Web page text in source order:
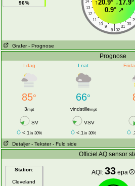
96%
14
13
12
11
10
30
9 31
|
8 32
↑20.9°↓17.9°
0.9°↗
Grafer - Prognose
Prognose
I dag I nat
85° 66°
3mpt vindstillempt
SV VSV
<.1 in 30% <.1 in 30%
Detaljer - Tekster - Fuld side
Officiel AQ sensor
Station:
Cleveland
AQI:33 epa